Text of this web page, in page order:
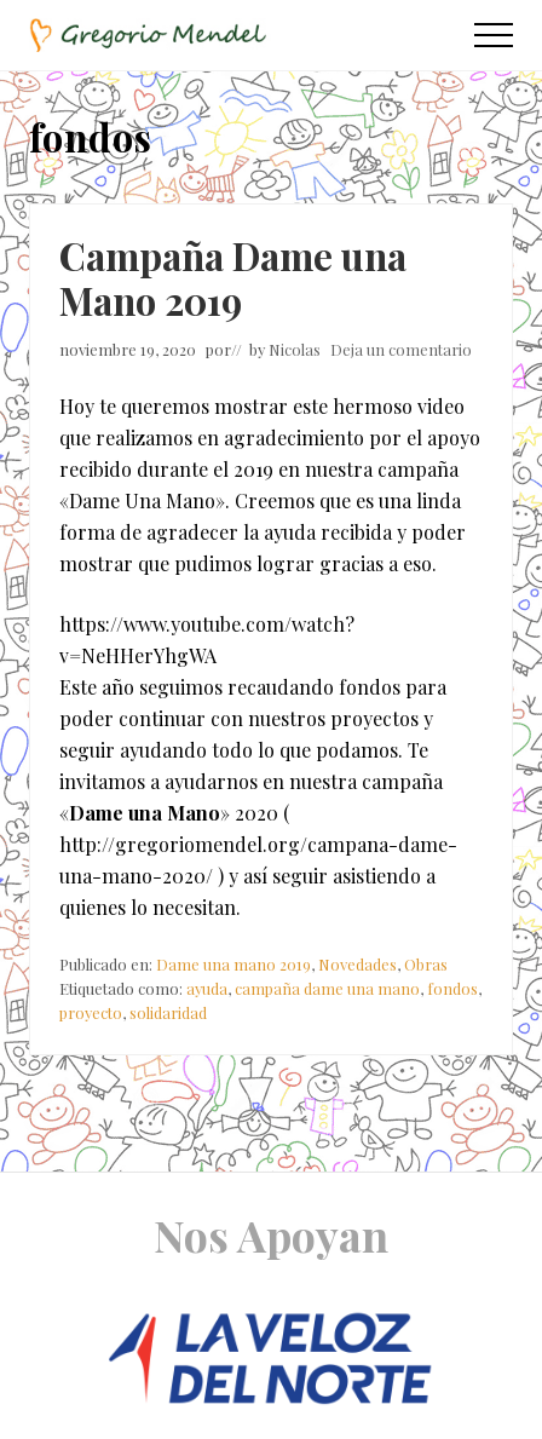
Menu
Saltar
contenido
principal
Saltar
la
barra
lateral
principal
Asociación
Civil
Menu
fondos
Campaña Dame una
Mano 2019
noviembre 19, 2020 por// by Nicolas Deja un comentario
Hoy te queremos mostrar este hermoso video
que realizamos en agradecimiento por el apoyo
recibido durante el 2019 en nuestra campaña
«Dame Una Mano». Creemos que es una linda
forma de agradecer la ayuda recibida y poder
mostrar que pudimos lograr gracias a eso.
https://www.youtube.com/watch?
v=NeHHerYhgWA
Este año seguimos recaudando fondos para
poder continuar con nuestros proyectos y
seguir ayudando todo lo que podamos. Te
invitamos a ayudarnos en nuestra campaña
«Dame una Mano» 2020 (
http://gregoriomendel.org/campana-dame-
una-mano-2020/ ) y así seguir asistiendo a
quienes lo necesitan.
Publicado en: Dame una mano 2019, Novedades,Obras
Etiquetado como: ayuda,campaña dame una mano, fondos,
proyecto,solidaridad
Nos Apoyan